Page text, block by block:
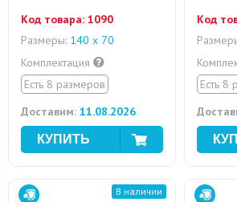
Код товара: 1090
Размеры: 140 х 70
Комплектация
Есть 8 размеров
Доставим: 11.08.2026
Код
Есть 8
В наличии